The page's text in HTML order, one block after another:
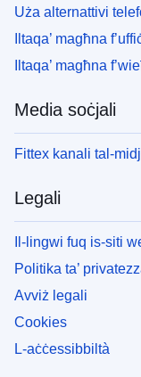
Uża alternattivi
Iltaqa’ magħna
Iltaqa’ magħna
Media soċjali
Fittex kanali tal-
Legali
Il-lingwi fuq is-siti
Politika ta’
Avviż legali
Cookies
L-aċċessibbiltà